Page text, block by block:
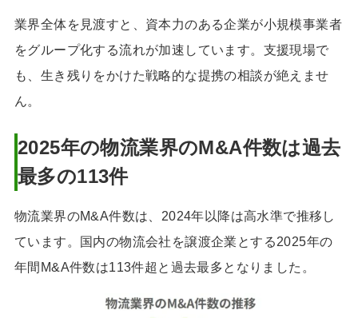
業界全体を見渡すと、資本力のある企業が小規模事業者
をグループ化する流れが加速しています。支援現場で
も、生き残りをかけた戦略的な提携の相談が絶えませ
ん。
2025年の物流業界のM&A件数は過去
最多の113件
物流業界のM&A件数は、2024年以降は高水準で推移し
ています。国内の物流会社を譲渡企業とする2025年の
年間M&A件数は113件超と過去最多となりました。